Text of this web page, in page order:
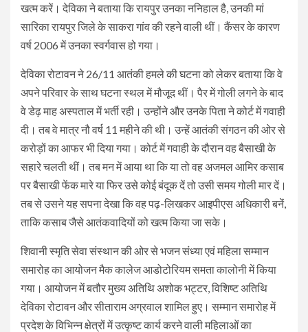
खत्म करें। देविका ने बताया कि रायपुर उनका ननिहाल है, उनकी मां
सारिका रायपुर जिले के साकरा गांव की रहने वाली थीं। कैंसर के कारण
वर्ष 2006 में उनका स्वर्गवास हो गया।
देविका रोटावन ने 26/11 आतंकी हमले की घटना को लेकर बताया कि वे
अपने परिवार के साथ घटना स्थल में मौजूद थीं। पैर में गोली लगने के बाद
वे डेढ़ माह अस्पताल में भर्ती रही। उन्होंने और उनके पिता ने कोर्ट में गवाही
दी। तब वे मात्र नौ वर्ष 11 महीने की थी। उन्हें आतंकी संगठन की ओर से
करोड़ों का आफर भी दिया गया। कोर्ट में गवाही के दौरान वह बैसाखी के
सहारे चलती थीं। तब मन में आया था कि या तो वह अजमल आमिर कसाब
पर बैसाखी फेंक मारे या फिर उसे कोई बंदूक दें तो उसी समय गोली मार दें।
तब से उसने यह सपना देखा कि वह पढ़-लिखकर आइपीएस अधिकारी बनेंं,
ताकि कसाब जैसे आतंकवादियों को खत्म किया जा सके।
शिवानी स्मृति सेवा संस्थान की ओर से भजन संध्या एवं महिला सम्मान
समारोह का आयोजन मैक कालेज आडोटोरियम समता कालोनी में किया
गया। आयोजन में बतौर मुख्य अतिथि अशोक भट्टर, विशिष्ट अतिथि
देविका रोटावन और सीताराम अग्रवाल शामिल हुए। सम्मान समारोह में
प्रदेश के विभिन्न क्षेत्रों में उत्कृष्ट कार्य करने वाली महिलाओं का